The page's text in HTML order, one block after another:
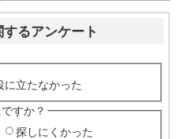
るアンケート
に立たなかった
すか？
探しにくかった